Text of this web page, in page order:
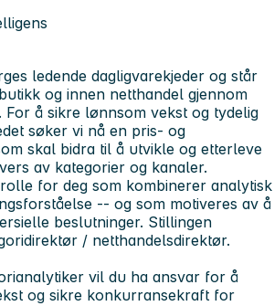
ledende dagligvarekjeder og står
og innen netthandel gjennom
For å sikre lønnsom vekst og tydelig
søker vi nå en pris- og
skal bidra til å utvikle og etterleve
av kategorier og kanaler.
for deg som kombinerer analytisk
-- og som motiveres av å
beslutninger. Stillingen
/ netthandelsdirektør.
vil du ha ansvar for å
og sikre konkurransekraft for